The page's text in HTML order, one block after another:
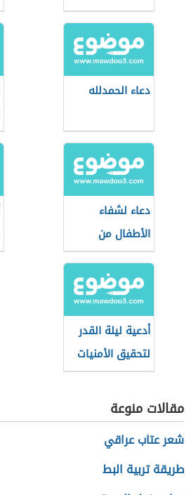
دعاء الحمدلله
دعاء لشفاء
الأطفال من
المرض
أدعية ليلة القدر
لتحقيق الأمنيات
مقالات منوعة
شعر عتاب عراقي
طريقة تربية البط